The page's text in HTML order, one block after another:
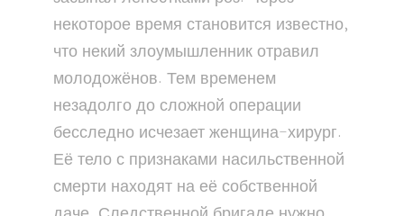
некоторое время становится известно,
что некий злоумышленник отравил
молодожёнов. Тем временем
незадолго до сложной операции
бесследно исчезает женщина-хирург.
Её тело с признаками насильственной
смерти находят на её собственной